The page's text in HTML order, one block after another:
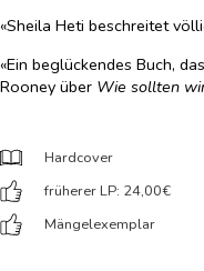
«Sheila Heti beschreitet
«Ein beglückendes Buch,
Rooney über Wie sollten
Hardcover
früherer LP: 24,00€
Mängelexemplar